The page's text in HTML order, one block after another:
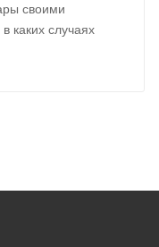
своими
каких случаях